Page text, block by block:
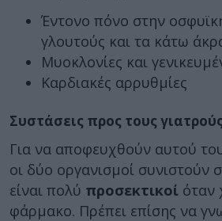
Έντονο πόνο στην
γλουτούς και τα κάτω
Μυοκλονίες και
Καρδιακές αρρυθμίες
Συστάσεις προς τους γιατρούς
Για να αποφευχθούν αυτού
οι δύο οργανισμοί συνιστούν
είναι πολύ προσεκτικοί όταν
φάρμακο. Πρέπει επίσης να